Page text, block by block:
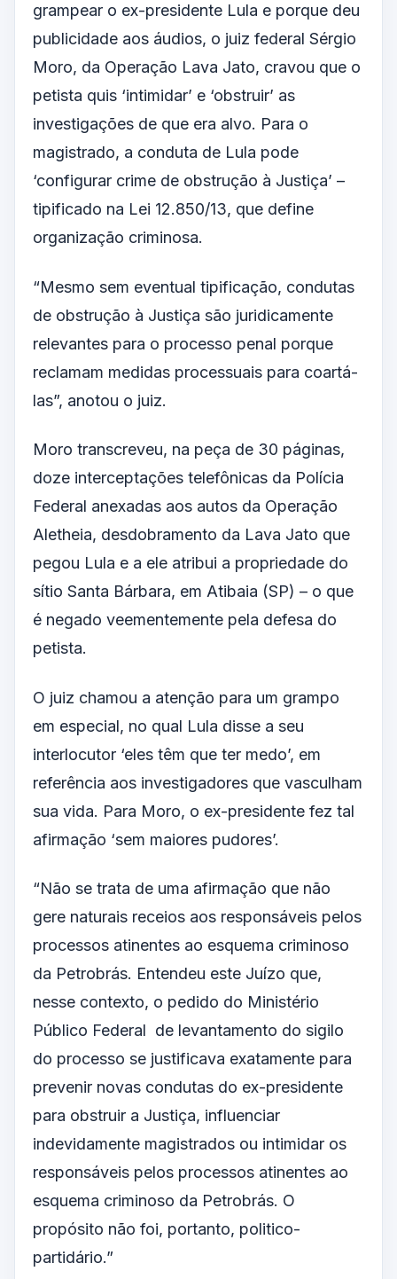
grampear o ex-presidente Lula e porque deu
publicidade aos áudios, o juiz federal Sérgio
Moro, da Operação Lava Jato, cravou que o
petista quis ‘intimidar’ e ‘obstruir’ as
investigações de que era alvo. Para o
magistrado, a conduta de Lula pode
‘configurar crime de obstrução à Justiça’ –
tipificado na Lei 12.850/13, que define
organização criminosa.
“Mesmo sem eventual tipificação, condutas
de obstrução à Justiça são juridicamente
relevantes para o processo penal porque
reclamam medidas processuais para coartá-
las”, anotou o juiz.
Moro transcreveu, na peça de 30 páginas,
doze interceptações telefônicas da Polícia
Federal anexadas aos autos da Operação
Aletheia, desdobramento da Lava Jato que
pegou Lula e a ele atribui a propriedade do
sítio Santa Bárbara, em Atibaia (SP) – o que
é negado veementemente pela defesa do
petista.
O juiz chamou a atenção para um grampo
em especial, no qual Lula disse a seu
interlocutor ‘eles têm que ter medo’, em
referência aos investigadores que vasculham
sua vida. Para Moro, o ex-presidente fez tal
afirmação ‘sem maiores pudores’.
“Não se trata de uma afirmação que não
gere naturais receios aos responsáveis pelos
processos atinentes ao esquema criminoso
da Petrobrás. Entendeu este Juízo que,
nesse contexto, o pedido do Ministério
Público Federal de levantamento do sigilo
do processo se justificava exatamente para
prevenir novas condutas do ex-presidente
para obstruir a Justiça, influenciar
indevidamente magistrados ou intimidar os
responsáveis pelos processos atinentes ao
esquema criminoso da Petrobrás. O
propósito não foi, portanto, politico-
partidário.”